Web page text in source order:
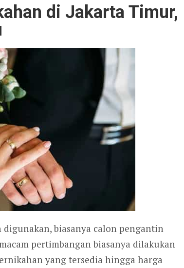
di Jakarta Timur,
biasanya calon pengantin
pertimbangan biasanya dilakukan
yang tersedia hingga harga